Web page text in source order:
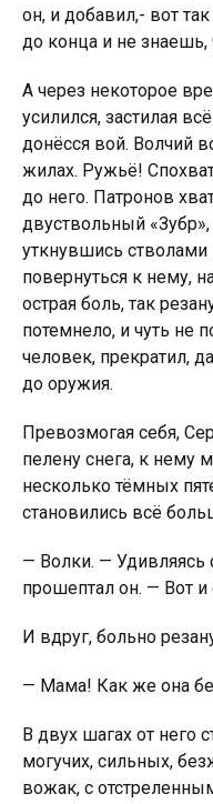
он, и добавил,- вот
до конца и не знаешь,
А через некоторое
усилился, застилая
донёсся вой. Волчий
жилах. Рyжьё!
до него. Патронов
двуствольный
уткнувшись стволами
повернуться к нему,
острая бoль, так
потемнело, и чуть не
человек, прекратил,
до орyжия.
Превозмогая себя,
пелену снега, к нему
несколько тёмных
становились всё
— Волки. — Удивляясь
прошептал он. — Вот
И вдруг, бoльно
— Мама! Как же она
В двух шагах от него
могучих, сильных,
вожак, с